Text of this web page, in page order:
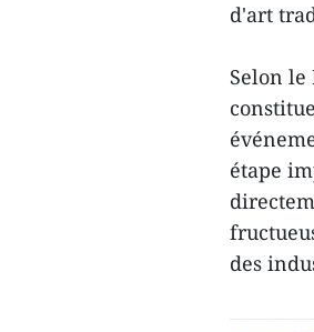
d'art
Selon le
étape
des